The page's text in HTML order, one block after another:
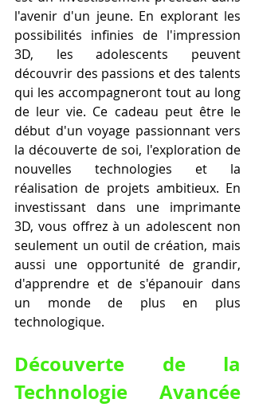
l'avenir d'un jeune. En explorant les
possibilités infinies de l'impression
3D, les adolescents peuvent
découvrir des passions et des talents
qui les accompagneront tout au long
de leur vie. Ce cadeau peut être le
début d'un voyage passionnant vers
la découverte de soi, l'exploration de
nouvelles technologies et la
réalisation de projets ambitieux. En
investissant dans une imprimante
3D, vous offrez à un adolescent non
seulement un outil de création, mais
aussi une opportunité de grandir,
d'apprendre et de s'épanouir dans
un monde de plus en plus
technologique.
Découverte de la
Technologie Avancée